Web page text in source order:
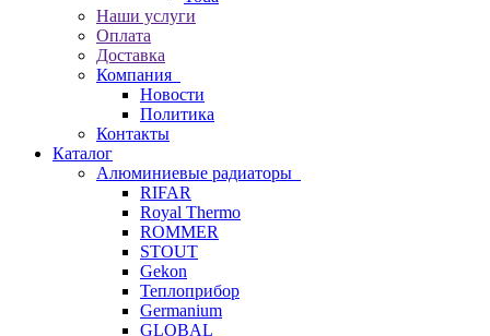
Наши услуги
Оплата
Доставка
Компания
Новости
Политика
Контакты
Каталог
Алюминиевые радиаторы
RIFAR
Royal Thermo
ROMMER
STOUT
Gekon
Теплоприбор
Germanium
GLOBAL